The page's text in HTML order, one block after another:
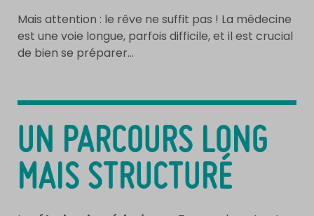
Mais attention : le rêve ne suffit pas ! La médecine
est une voie longue, parfois difficile, et il est crucial
de bien se préparer…
UN PARCOURS LONG
MAIS STRUCTURÉ